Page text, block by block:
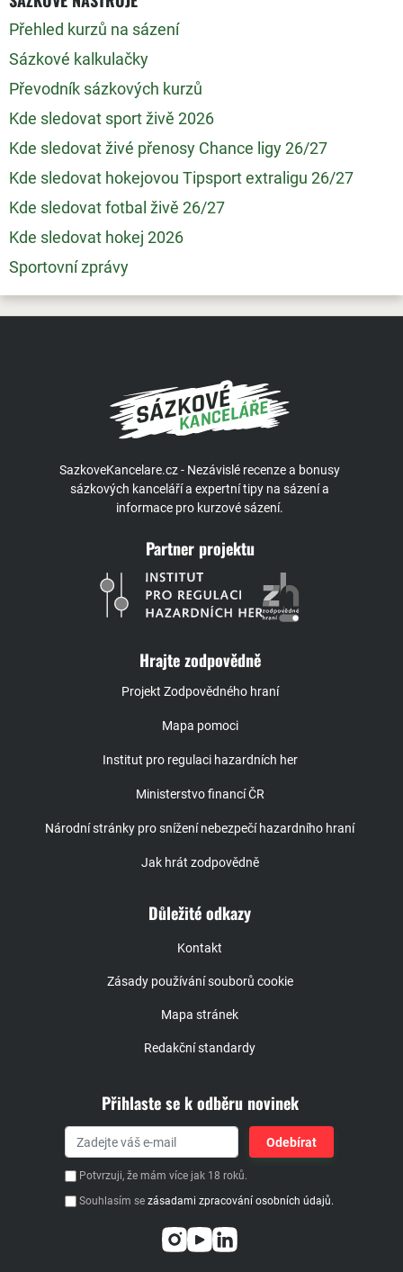
Přehled kurzů na sázení
Sázkové kalkulačky
Převodník sázkových kurzů
Kde sledovat sport živě 2026
Kde sledovat živé přenosy Chance ligy 26/27
Kde sledovat hokejovou Tipsport extraligu 26/27
Kde sledovat fotbal živě 26/27
Kde sledovat hokej 2026
Sportovní zprávy
SazkoveKancelare.cz - Nezávislé recenze a bonusy
sázkových kanceláří a expertní tipy na sázení a
informace pro kurzové sázení.
Partner projektu
Hrajte zodpovědně
Projekt Zodpovědného hraní
Mapa pomoci
Institut pro regulaci hazardních her
Ministerstvo financí ČR
Národní stránky pro snížení nebezpečí hazardního hraní
Jak hrát zodpovědně
Důležité odkazy
Kontakt
Zásady používání souborů cookie
Mapa stránek
Redakční standardy
Přihlaste se k odběru novinek
Potvrzuji, že mám více jak 18 roků.
Souhlasím se zásadami zpracování osobních údajů.